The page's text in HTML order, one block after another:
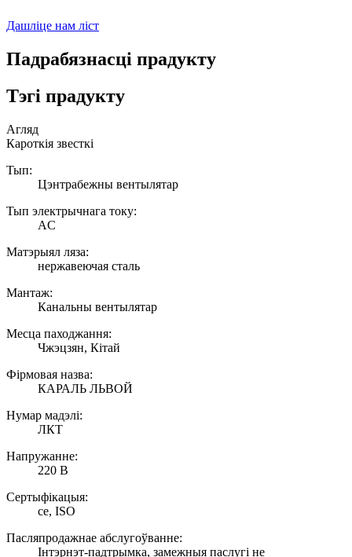
Дашліце нам ліст
Падрабязнасці прадукту
Тэгі прадукту
Агляд
Кароткія звесткі
Тып:
Цэнтрабежны вентылятар
Тып электрычнага току:
AC
Матэрыял ляза:
нержавеючая сталь
Мантаж:
Канальны вентылятар
Месца паходжання:
Чжэцзян, Кітай
Фірмовая назва:
КАРАЛЬ ЛЬВОЙ
Нумар мадэлі:
ЛКТ
Напружанне:
220 В
Сертыфікацыя:
ce, ISO
Пасляпродажнае абслугоўванне:
Інтэрнэт-падтрымка, замежныя паслугі не